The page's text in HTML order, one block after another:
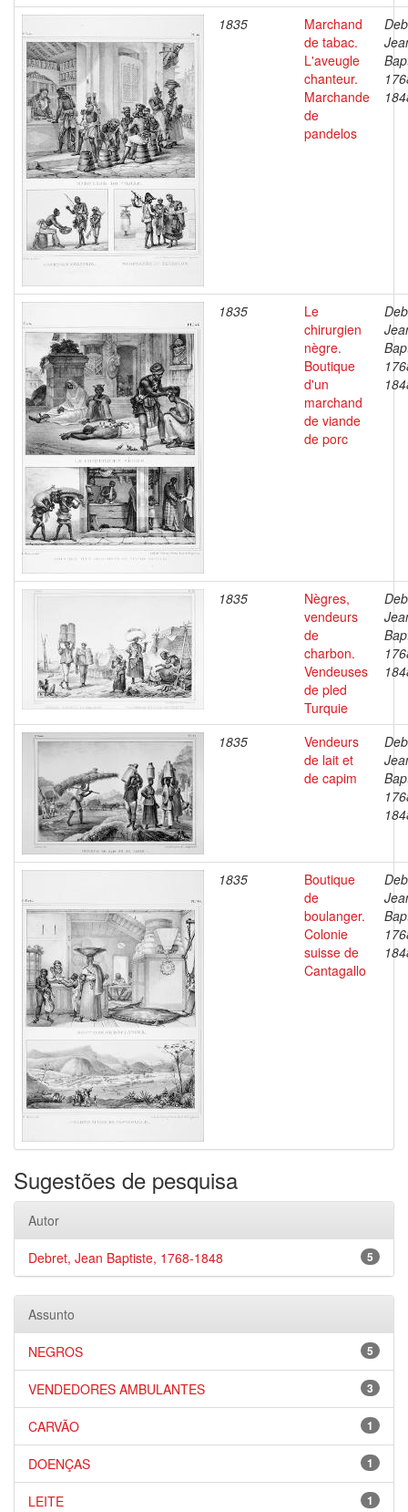
1835
Marchand
de tabac.
L'aveugle
chanteur.
Marchande
de
pandelos
1835
Le
chirurgien
nègre.
Boutique
d'un
marchand
de viande
de porc
1835
Nègres,
vendeurs
de
charbon.
Vendeuses
de pled
Turquie
1835
Vendeurs
de lait et
de capim
1835
Boutique
de
boulanger.
Colonie
suisse de
Cantagallo
Sugestões de pesquisa
Autor
5
Debret, Jean Baptiste, 1768-1848
Assunto
5
NEGROS
3
VENDEDORES AMBULANTES
1
CARVÃO
1
DOENÇAS
1
LEITE